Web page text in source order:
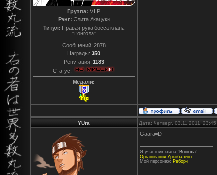
Группа: V.I.P
Ранг: Элита Акацуки
Титул: Правая рука босса клана
"Вонгола"
Сообщений: 2878
Награды: 350
Репутация: 1183
Статус:
Медали:
YUra Дата: Четверг, 03.11.2011,
Gaara=D
Я участник клана "Вонгола"
Организация Аркобалено
Мой персонаж: Реборн